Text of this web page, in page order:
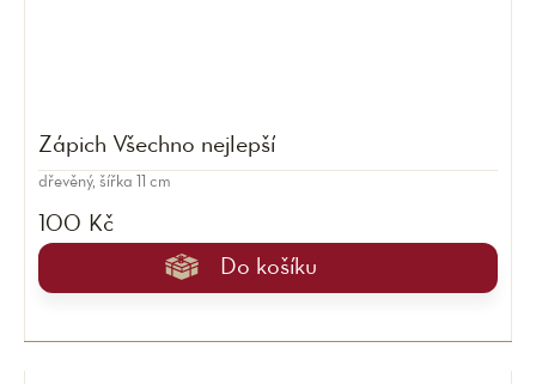
Zápich Všechno nejlepší
100 Kč
Do košíku
dřevěný, šířka 11 cm